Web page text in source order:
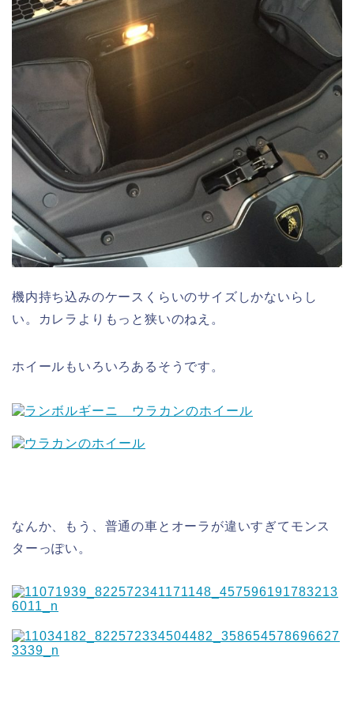
機内持ち込みのケースくらいのサイズしかないらし
い。カレラよりもっと狭いのねえ。
ホイールもいろいろあるそうです。
なんか、もう、普通の車とオーラが違いすぎてモンス
ターっぽい。